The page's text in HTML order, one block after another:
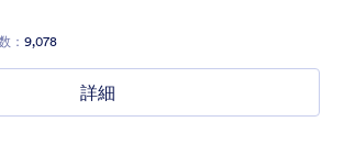
： 9,078
詳細